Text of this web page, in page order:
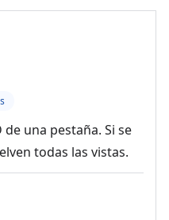
una pestaña. Si se
todas las vistas.